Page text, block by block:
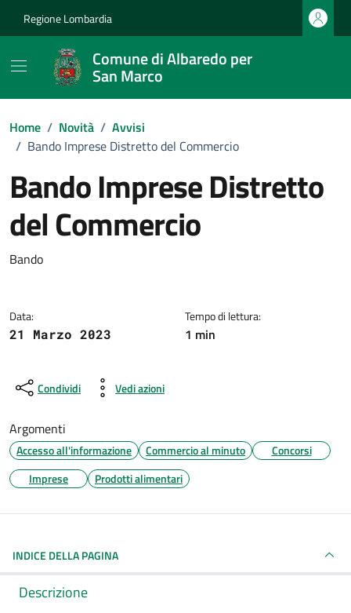
Regione Lombardia
Comune di Albaredo per
San Marco
Home / Novità / Avvisi
/ Bando Imprese Distretto del Commercio
Bando Imprese Distretto
del Commercio
Dettagli della notizia
Bando
Data:
21 Marzo 2023
Tempo di lettura:
1 min
Condividi Vedi azioni
Argomenti
Accesso all'informazione Commercio al minuto
Concorsi
Imprese
Prodotti alimentari
INDICE DELLA PAGINA
Descrizione